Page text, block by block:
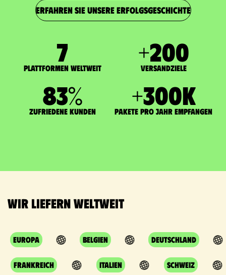
ERFAHREN SIE UNSERE ERFOLGSGESCHICHTE
7
Plattformen weltweit
+200
Versandziele
83%
zufriedene Kunden
+300K
Pakete pro Jahr empfangen
Wir liefern weltweit
Europa Belgien Deutschland
Frankreich Italien Schweiz